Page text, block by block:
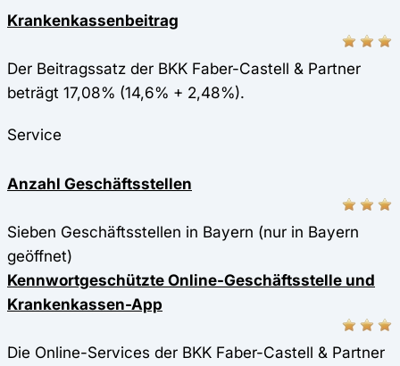
Krankenkassenbeitrag
Der Beitragssatz der BKK Faber-Castell & Partner
beträgt 17,08% (14,6% + 2,48%).
Service
Anzahl Geschäftsstellen
Sieben Geschäftsstellen in Bayern (nur in Bayern
geöffnet)
Kennwortgeschützte Online-Geschäftsstelle und
Krankenkassen-App
Die Online-Services der BKK Faber-Castell & Partner